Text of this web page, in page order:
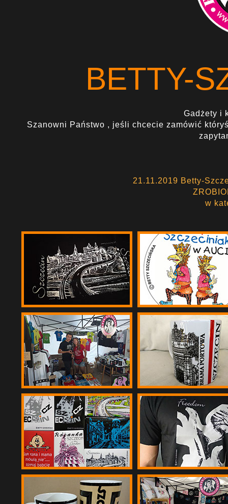
BETTY-
Gadżety i
Szanowni Państwo , jeśli chcecie zamówić
21.11.2019 Betty-
w